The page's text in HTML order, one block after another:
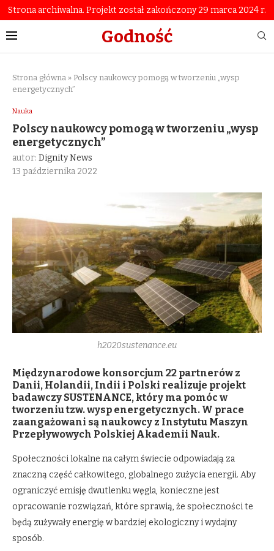
Strona archiwalna. Projekt został zakończony 29 marca 2024 r.
Godność
Strona główna » Polscy naukowcy pomogą w tworzeniu „wysp
energetycznych”
Nauka
Polscy naukowcy pomogą w tworzeniu „wysp
energetycznych”
autor: Dignity News
13 października 2022
h2020sustenance.eu
Międzynarodowe konsorcjum 22 partnerów z
Danii, Holandii, Indii i Polski realizuje projekt
badawczy SUSTENANCE, który ma pomóc w
tworzeniu tzw. wysp energetycznych. W prace
zaangażowani są naukowcy z Instytutu Maszyn
Przepływowych Polskiej Akademii Nauk.
Społeczności lokalne na całym świecie odpowiadają za
znaczną część całkowitego, globalnego zużycia energii. Aby
ograniczyć emisję dwutlenku węgla, konieczne jest
opracowanie rozwiązań, które sprawią, że społeczności te
będą zużywały energię w bardziej ekologiczny i wydajny
sposób.